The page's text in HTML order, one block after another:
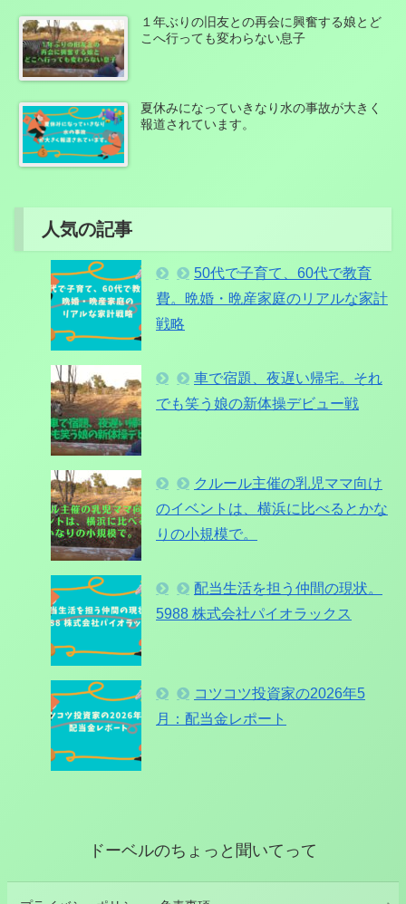
１年ぶりの旧友との再会に興奮する娘とど
こへ行っても変わらない息子
夏休みになっていきなり水の事故が大きく
報道されています。
人気の記事
50代で子育て、60代で教育
費。晩婚・晩産家庭のリアルな家計
戦略
車で宿題、夜遅い帰宅。それ
でも笑う娘の新体操デビュー戦
クルール主催の乳児ママ向け
のイベントは、横浜に比べるとかな
りの小規模で。
配当生活を担う仲間の現状。
5988 株式会社パイオラックス
コツコツ投資家の2026年5
月：配当金レポート
ドーベルのちょっと聞いてって